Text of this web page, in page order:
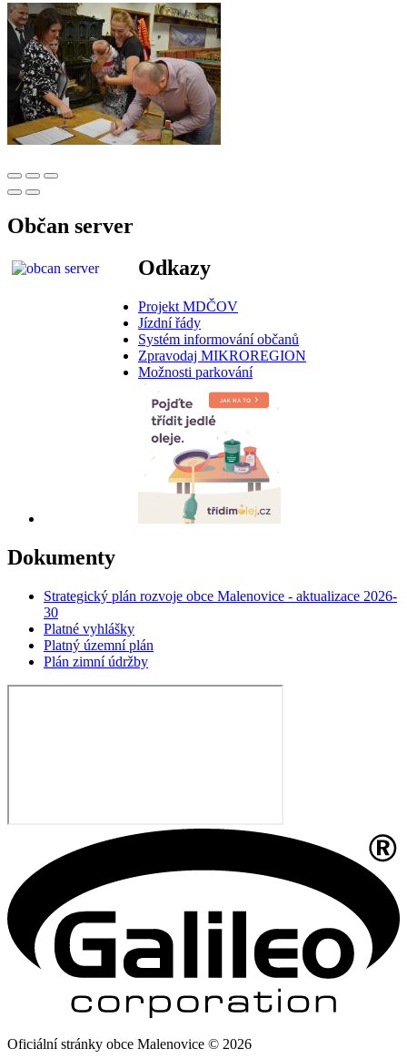
Občan server
Odkazy
Projekt MDČOV
Jízdní řády
Systém informování občanů
Zpravodaj MIKROREGION
Možnosti parkování
Dokumenty
Strategický plán rozvoje obce Malenovice - aktualizace 2026-
30
Platné vyhlášky
Platný územní plán
Plán zimní údržby
Oficiální stránky obce Malenovice © 2026